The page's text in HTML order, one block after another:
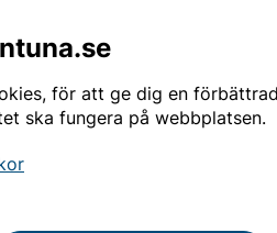
för att ge dig en
ska fungera på webbplatsen.
om Sollentuna
och mål